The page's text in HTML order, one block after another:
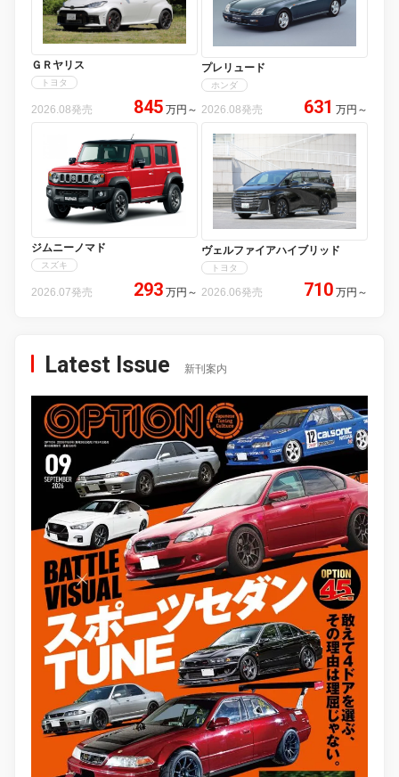
ＧＲヤリス
トヨタ
2026.08発売 845 万円 ～
プレリュード
ホンダ
2026.08発売 631 万円 ～
ジムニーノマド
スズキ
2026.07発売 293 万円 ～
ヴェルファイアハイブリッド
トヨタ
2026.06発売 710 万円 ～
Latest Issue 新刊案内